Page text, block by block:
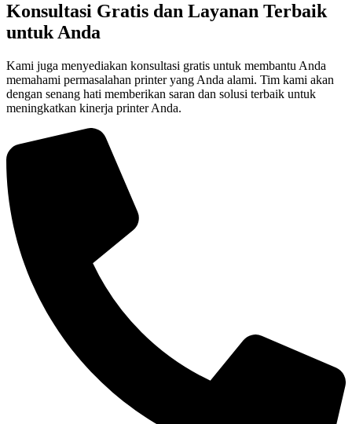
Konsultasi Gratis dan Layanan Terbaik
untuk Anda
Kami juga menyediakan konsultasi gratis untuk membantu Anda
memahami permasalahan printer yang Anda alami. Tim kami akan
dengan senang hati memberikan saran dan solusi terbaik untuk
meningkatkan kinerja printer Anda.